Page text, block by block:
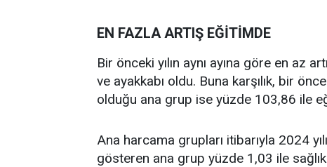
EN FAZLA ARTIŞ EĞİTİMDE
Bir önceki yılın aynı ayına göre en az
ve ayakkabı oldu. Buna karşılık, bir
olduğu ana grup ise yüzde 103,86 ile
Ana harcama grupları itibarıyla 2024
gösteren ana grup yüzde 1,03 ile sağlık